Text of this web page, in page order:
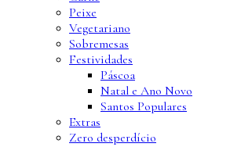
Peixe
Vegetariano
Sobremesas
Festividades
Páscoa
Natal e Ano Novo
Santos Populares
Extras
Zero desperdício